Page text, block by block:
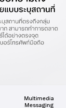
Multimedia
Messaging